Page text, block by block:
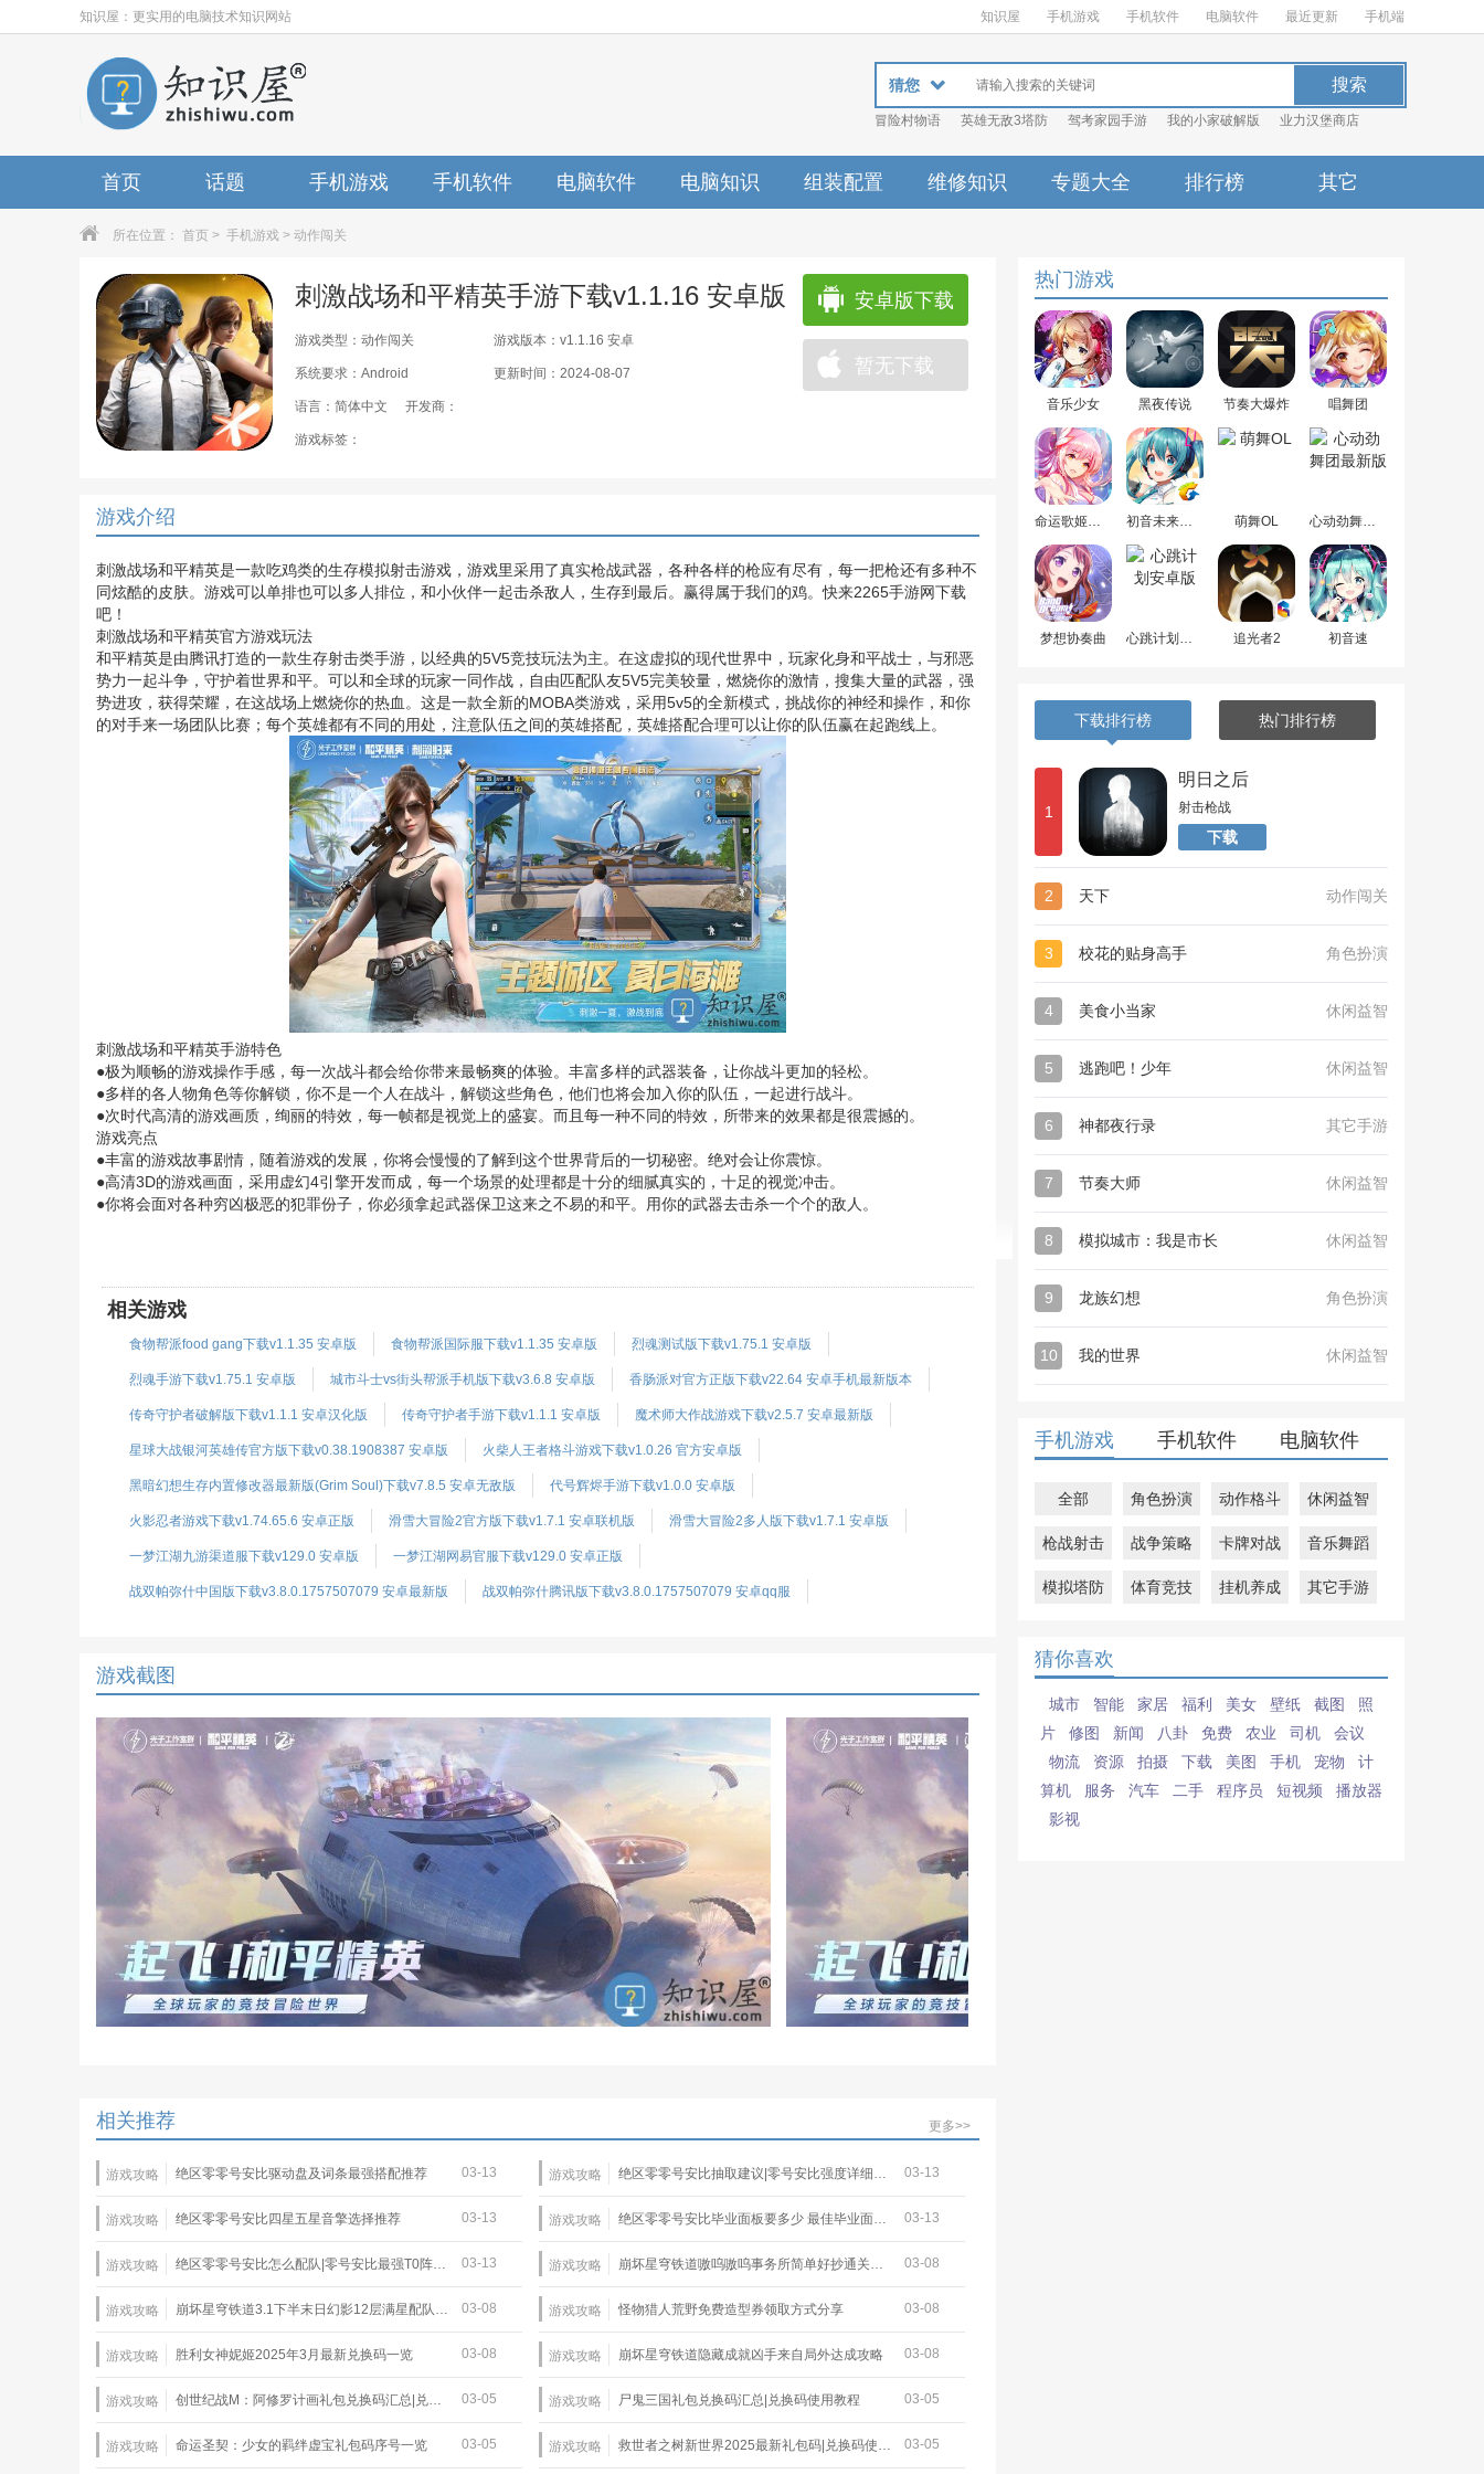
知识屋：更实用的电脑技术知识网站 知识屋 手机游戏 手机软件 电脑软件 最近更新 手机端
猜您
冒险村物语 英雄无敌3塔防 驾考家园手游 我的小家破解版 业力汉堡商店
首页 话题 手机游戏 手机软件 电脑软件 电脑知识 组装配置 维修知识 专题大全 排行榜 其它
所在位置： 首页 > 手机游戏 > 动作闯关
刺激战场和平精英手游下载v1.1.16 安卓版
游戏类型：动作闯关 游戏版本：v1.1.16 安卓
系统要求：Android 更新时间：2024-08-07
语言：简体中文 开发商：
游戏标签：
安卓版下载
暂无下载
游戏介绍
刺激战场和平精英是一款吃鸡类的生存模拟射击游戏，游戏里采用了真实枪战武器，各种各样的枪应有尽有，每一把枪还有多种不
同炫酷的皮肤。游戏可以单排也可以多人排位，和小伙伴一起击杀敌人，生存到最后。赢得属于我们的鸡。快来2265手游网下载
吧！
刺激战场和平精英官方游戏玩法
和平精英是由腾讯打造的一款生存射击类手游，以经典的5V5竞技玩法为主。在这虚拟的现代世界中，玩家化身和平战士，与邪恶
势力一起斗争，守护着世界和平。可以和全球的玩家一同作战，自由匹配队友5V5完美较量，燃烧你的激情，搜集大量的武器，强
势进攻，获得荣耀，在这战场上燃烧你的热血。这是一款全新的MOBA类游戏，采用5v5的全新模式，挑战你的神经和操作，和你
的对手来一场团队比赛；每个英雄都有不同的用处，注意队伍之间的英雄搭配，英雄搭配合理可以让你的队伍赢在起跑线上。
刺激战场和平精英手游特色
●极为顺畅的游戏操作手感，每一次战斗都会给你带来最畅爽的体验。丰富多样的武器装备，让你战斗更加的轻松。
●多样的各人物角色等你解锁，你不是一个人在战斗，解锁这些角色，他们也将会加入你的队伍，一起进行战斗。
●次时代高清的游戏画质，绚丽的特效，每一帧都是视觉上的盛宴。而且每一种不同的特效，所带来的效果都是很震撼的。
游戏亮点
●丰富的游戏故事剧情，随着游戏的发展，你将会慢慢的了解到这个世界背后的一切秘密。绝对会让你震惊。
●高清3D的游戏画面，采用虚幻4引擎开发而成，每一个场景的处理都是十分的细腻真实的，十足的视觉冲击。
●你将会面对各种穷凶极恶的犯罪份子，你必须拿起武器保卫这来之不易的和平。用你的武器去击杀一个个的敌人。
相关游戏
食物帮派food gang下载v1.1.35 安卓版 食物帮派国际服下载v1.1.35 安卓版 烈魂测试版下载v1.75.1 安卓版
烈魂手游下载v1.75.1 安卓版 城市斗士vs街头帮派手机版下载v3.6.8 安卓版 香肠派对官方正版下载v22.64 安卓手机最新版本
传奇守护者破解版下载v1.1.1 安卓汉化版 传奇守护者手游下载v1.1.1 安卓版 魔术师大作战游戏下载v2.5.7 安卓最新版
星球大战银河英雄传官方版下载v0.38.1908387 安卓版 火柴人王者格斗游戏下载v1.0.26 官方安卓版
黑暗幻想生存内置修改器最新版(Grim Soul)下载v7.8.5 安卓无敌版 代号辉烬手游下载v1.0.0 安卓版
火影忍者游戏下载v1.74.65.6 安卓正版 滑雪大冒险2官方版下载v1.7.1 安卓联机版 滑雪大冒险2多人版下载v1.7.1 安卓版
一梦江湖九游渠道服下载v129.0 安卓版 一梦江湖网易官服下载v129.0 安卓正版
战双帕弥什中国版下载v3.8.0.1757507079 安卓最新版 战双帕弥什腾讯版下载v3.8.0.1757507079 安卓qq服
游戏截图
相关推荐 更多>>
游戏攻略 绝区零零号安比驱动盘及词条最强搭配推荐 03-13 游戏攻略 绝区零零号安比抽取建议|零号安比强度详细介绍 03-13
游戏攻略 绝区零零号安比四星五星音擎选择推荐 03-13 游戏攻略 绝区零零号安比毕业面板要多少 最佳毕业面板一览 03-13
游戏攻略 绝区零零号安比怎么配队|零号安比最强T0阵容推荐 03-13 游戏攻略 崩坏星穹铁道嗷呜嗷呜事务所简单好抄通关攻略 03-08
游戏攻略 崩坏星穹铁道3.1下半末日幻影12层满星配队推荐 03-08 游戏攻略 怪物猎人荒野免费造型券领取方式分享 03-08
游戏攻略 胜利女神妮姬2025年3月最新兑换码一览 03-08 游戏攻略 崩坏星穹铁道隐藏成就凶手来自局外达成攻略 03-08
游戏攻略 创世纪战M：阿修罗计画礼包兑换码汇总|兑换码使用教程 03-05 游戏攻略 尸鬼三国礼包兑换码汇总|兑换码使用教程 03-05
游戏攻略 命运圣契：少女的羁绊虚宝礼包码序号一览 03-05 游戏攻略 救世者之树新世界2025最新礼包码|兑换码使用教程 03-05
热门游戏
音乐少女 黑夜传说 节奏大爆炸 唱舞团
命运歌姬安卓版 初音未来梦幻歌姬 萌舞OL 心动劲舞团最新版
梦想协奏曲 心跳计划安卓版 追光者2 初音速
下载排行榜 热门排行榜
1
明日之后
射击枪战
下载
2 天下 动作闯关
3 校花的贴身高手 角色扮演
4 美食小当家 休闲益智
5 逃跑吧！少年 休闲益智
6 神都夜行录 其它手游
7 节奏大师 休闲益智
8 模拟城市：我是市长 休闲益智
9 龙族幻想 角色扮演
10 我的世界 休闲益智
手机游戏 手机软件 电脑软件
全部 角色扮演 动作格斗 休闲益智
枪战射击 战争策略 卡牌对战 音乐舞蹈
模拟塔防 体育竞技 挂机养成 其它手游
猜你喜欢
城市 智能 家居 福利 美女 壁纸 截图
照
片
修图 新闻 八卦 免费 农业 司机
会议
物流
资源 拍摄 下载 美图 手机 宠物
计
算机
服务 汽车 二手 程序员 短视频
播放器
影视